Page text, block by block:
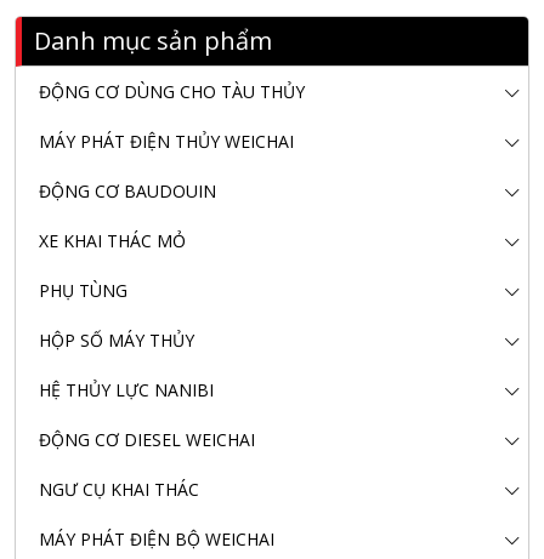
Danh mục sản phẩm
ĐỘNG CƠ DÙNG CHO TÀU THỦY
MÁY PHÁT ĐIỆN THỦY WEICHAI
ĐỘNG CƠ BAUDOUIN
XE KHAI THÁC MỎ
PHỤ TÙNG
HỘP SỐ MÁY THỦY
HỆ THỦY LỰC NANIBI
ĐỘNG CƠ DIESEL WEICHAI
NGƯ CỤ KHAI THÁC
MÁY PHÁT ĐIỆN BỘ WEICHAI